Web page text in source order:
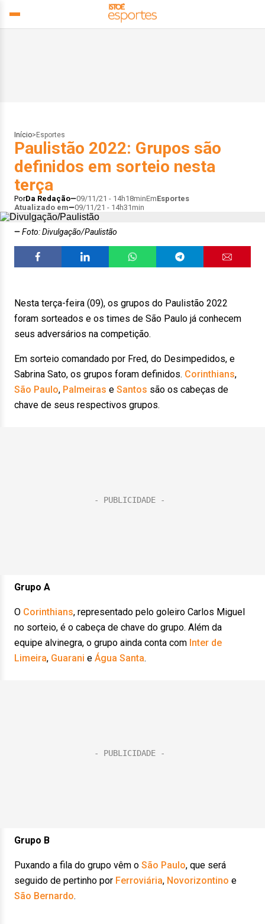
Início> Esportes
Paulistão 2022: Grupos são
definidos em sorteio nesta
terça
PorDa Redação 09/11/21 - 14h18minEmEsportes
Atualizado em
09/11/21 - 14h31min
Foto: Divulgação/Paulistão
Nesta terça-feira (09), os grupos do Paulistão 2022
foram sorteados e os times de São Paulo já conhecem
seus adversários na competição.
Em sorteio comandado por Fred, do Desimpedidos, e
Sabrina Sato, os grupos foram definidos. Corinthians,
São Paulo, Palmeiras e Santos são os cabeças de
chave de seus respectivos grupos.
Grupo A
O Corinthians, representado pelo goleiro Carlos Miguel
no sorteio, é o cabeça de chave do grupo. Além da
equipe alvinegra, o grupo ainda conta com Inter de
Limeira, Guarani e Água Santa.
Grupo B
Puxando a fila do grupo vêm o São Paulo, que será
seguido de pertinho por Ferroviária, Novorizontino e
São Bernardo.